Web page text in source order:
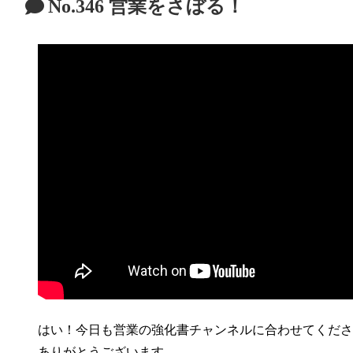
No.346 営業をさぼる！
はい！今日も営業の強化書チャンネルに合わせてくだ